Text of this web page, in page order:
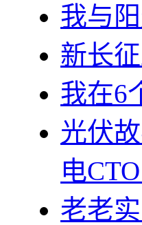
我与
新长
我在6
光伏
电
老老